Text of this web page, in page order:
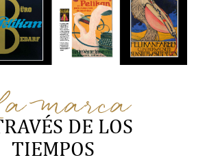
marca
DE LOS
TIEMPOS